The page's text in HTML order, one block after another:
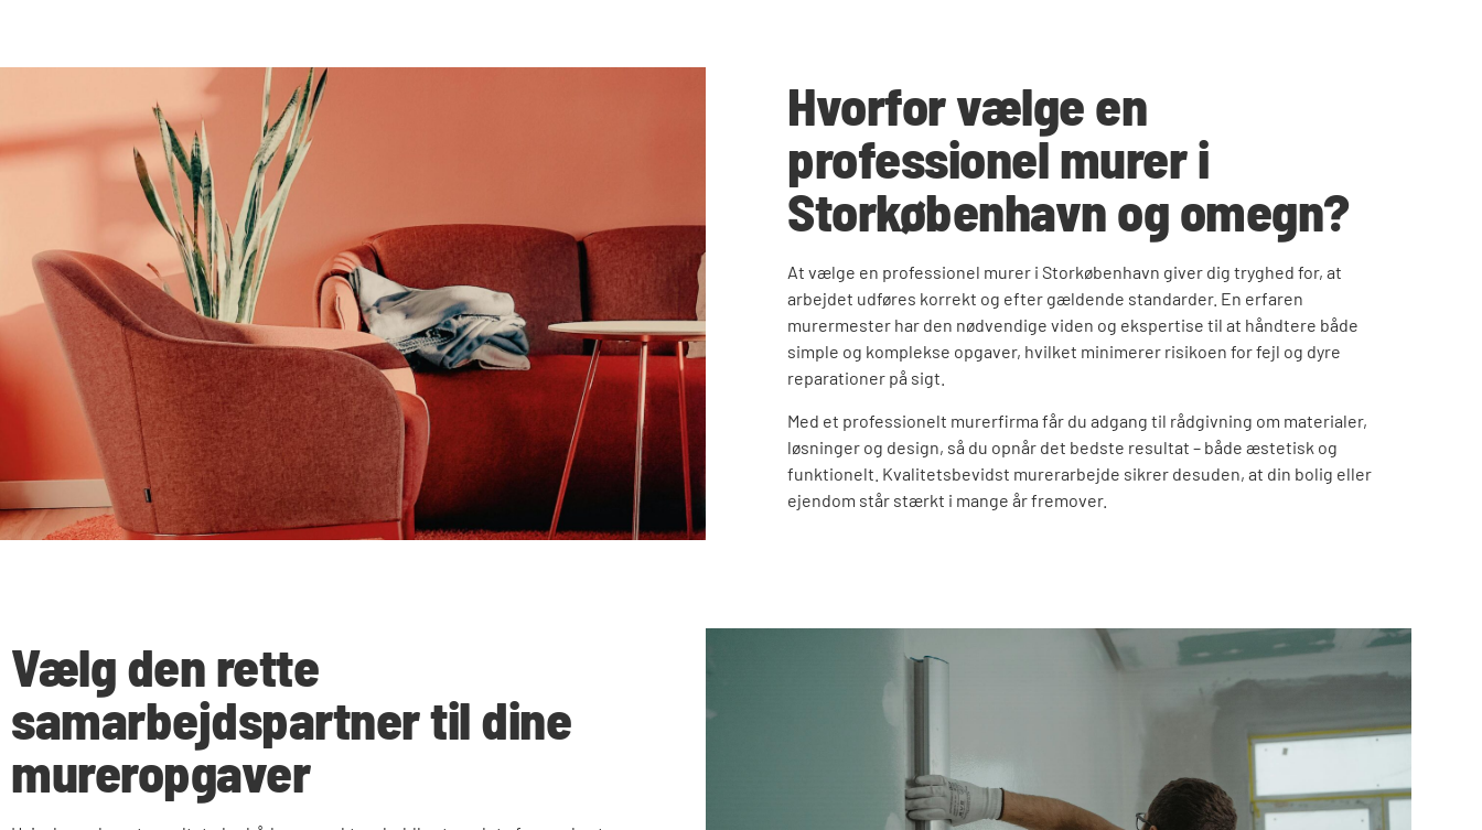
Hvorfor vælge en
professionel murer i
Storkøbenhavn og omegn?
At vælge en professionel murer i Storkøbenhavn giver dig tryghed for, at
arbejdet udføres korrekt og efter gældende standarder. En erfaren
murermester har den nødvendige viden og ekspertise til at håndtere både
simple og komplekse opgaver, hvilket minimerer risikoen for fejl og dyre
reparationer på sigt.
Med et professionelt murerfirma får du adgang til rådgivning om materialer,
løsninger og design, så du opnår det bedste resultat – både æstetisk og
funktionelt. Kvalitetsbevidst murerarbejde sikrer desuden, at din bolig eller
ejendom står stærkt i mange år fremover.
Vælg den rette
samarbejdspartner til dine
mureropgaver